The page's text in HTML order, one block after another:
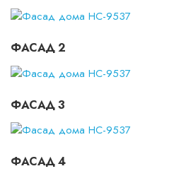
ФАСАД 2
ФАСАД 3
ФАСАД 4